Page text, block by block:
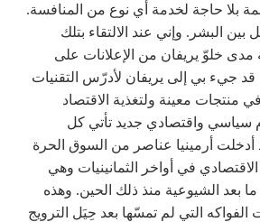
بلا حاجة لخدمة أي نوع من المنافسة.
البشر. وإني عند الالتقاء بتلك
مدى خلوّ يريفان من الإعلانات على
قد جيء بي إلى يريفان لأدرّس التقنيات
منتجات معينة ولتغذية الاقتصاد
سياسي واقتصادي جديد تأتي كل
أدخلت أرمينيا عناصر من السوق الحرة
في أواخر الثمانينيات وهي
بعد الشيوعية منذ ذلك الحين. وهذه
الفواكه التي لم تمسّها بعد حِيَل الترويج